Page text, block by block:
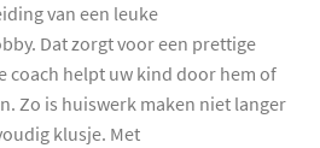
van een leuke
Dat zorgt voor een prettige
coach helpt uw kind door hem of
Zo is huiswerk maken niet langer
klusje. Met